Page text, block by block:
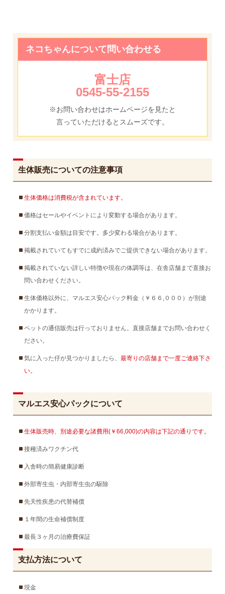
ネコちゃんについて問い合わせる
富士店
0545-55-2155
※お問い合わせはホームページを見たと
言っていただけるとスムーズです。
生体販売についての注意事項
生体価格は消費税が含まれています。
価格はセールやイベントにより変動する場合があります。
分割支払い金額は目安です。多少変わる場合があります。
掲載されていてもすでに成約済みでご提供できない場合があります。
掲載されていない詳しい特徴や現在の体調等は、在舎店舗まで直接お
問い合わせください。
生体価格以外に、マルエス安心パック料金（￥６６,０００）が別途
かかります。
ペットの通信販売は行っておりません。直接店舗までお問い合わせく
ださい。
気に入った仔が見つかりましたら、 最寄りの店舗まで一度ご連絡下さ
い。
マルエス安心パックについて
生体販売時、別途必要な諸費用(￥66,000)の内容は下記の通りです。
接種済みワクチン代
入舎時の簡易健康診断
外部寄生虫・内部寄生虫の駆除
先天性疾患の代替補償
１年間の生命補償制度
最長３ヶ月の治療費保証
支払方法について
現金